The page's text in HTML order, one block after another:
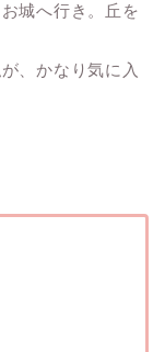
城へ行き。丘を
、かなり気に入